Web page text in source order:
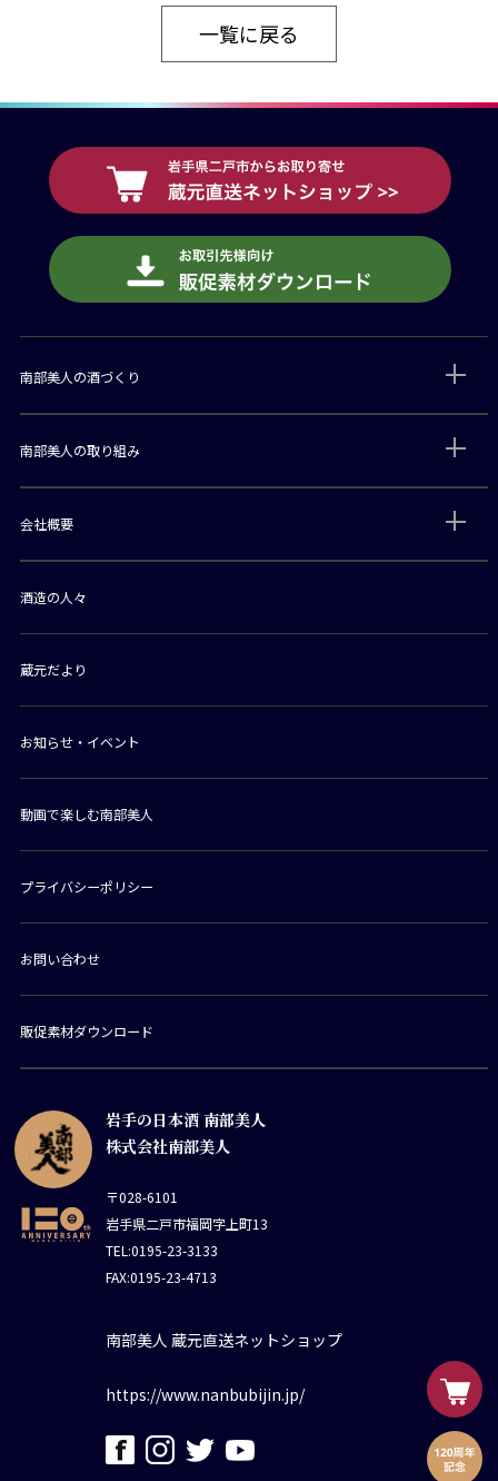
一覧に戻る
岩手の日本酒 南部美人
株式会社南部美人
〒028-6101
岩手県二戸市福岡字上町13
TEL:0195-23-3133
FAX:0195-23-4713
南部美人 蔵元直送ネットショップ
https://www.nanbubijin.jp/
南部美人の酒づくり
南部美人の取り組み
会社概要
酒造の人々
蔵元だより
お知らせ・イベント
動画で楽しむ南部美人
プライバシーポリシー
お問い合わせ
販促素材ダウンロード